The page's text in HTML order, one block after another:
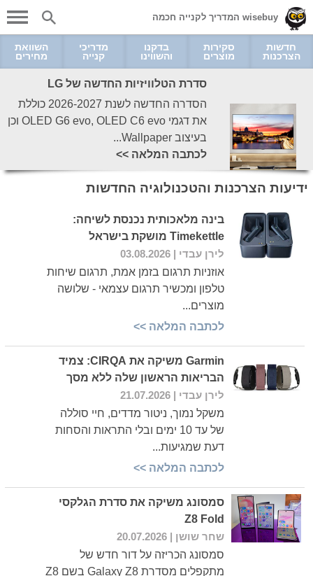
wisebuy המדריך לקנייה חכמה
חדשות
הצרכנות
סקירות
מוצרים
בדקנו
והשווינו
מדריכי
קנייה
השוואת
מחירים
סדרת הטלוויזיות החדשה של LG
הסדרה החדשה לשנת 2026-2027 כוללת
את דגמי OLED G6 evo, OLED C6 evo וכן
בעיצוב Wallpaper...
לכתבה המלאה >>
ידיעות הצרכנות והטכנולוגיה החדשות
בינה מלאכותית נכנסת לשיחה:
Timekettle מושקת בישראל
לירן עבדי | 03.08.2026
אוזניות תרגום בזמן אמת, תרגום שיחות
טלפון ומכשיר תרגום עצמאי - שלושה
מוצרים...
לכתבה המלאה >>
Garmin משיקה את CIRQA: צמיד
הבריאות הראשון שלה ללא מסך
לירן עבדי | 21.07.2026
משקל נמוך, ניטור מדדים, חיי סוללה
של עד 10 ימים ובלי התראות והסחות
דעת שמגיעות...
לכתבה המלאה >>
סמסונג משיקה את סדרת הגלקסי
Z8 Fold
שחר שושן | 20.07.2026
סמסונג הכריזה על דור חדש של
מתקפלים מסדרת Galaxy Z8 בשם Z8